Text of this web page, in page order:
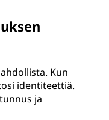
Kun
identiteettiä.
ja